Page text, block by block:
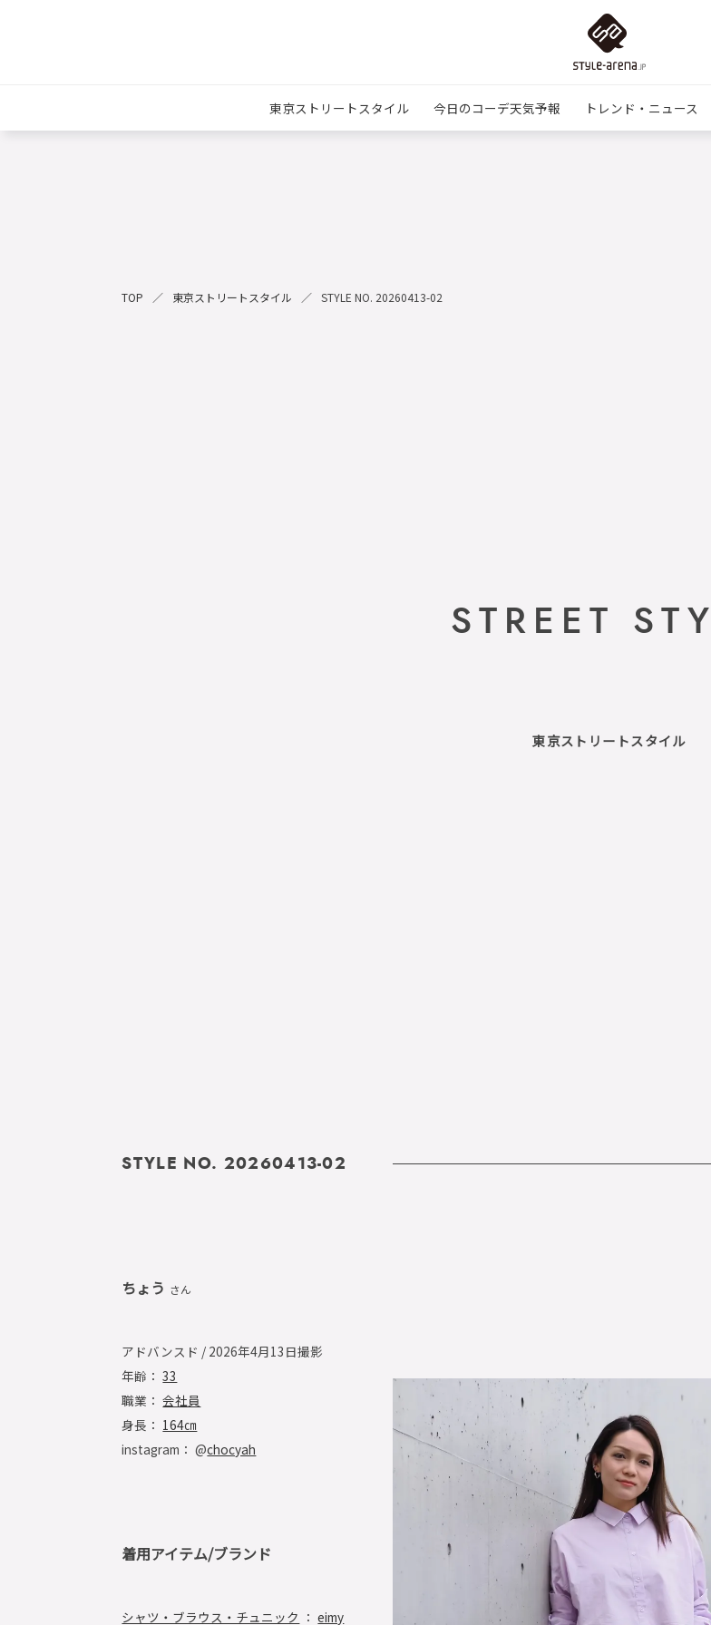
東京ストリートスタイル 今日のコーデ天気予報 トレンド・ニュース
TOP 東京ストリートスタイル STYLE NO. 20260413-02
STREET
東京ストリートスタイル
STYLE NO. 20260413-02
ちょう さん
アドバンスド / 2026年4月13日撮影
年齢：33
職業：会社員
身長： 164㎝
instagram： @chocyah
着用アイテム/ブランド
シャツ・ブラウス・チュニック ：eimy